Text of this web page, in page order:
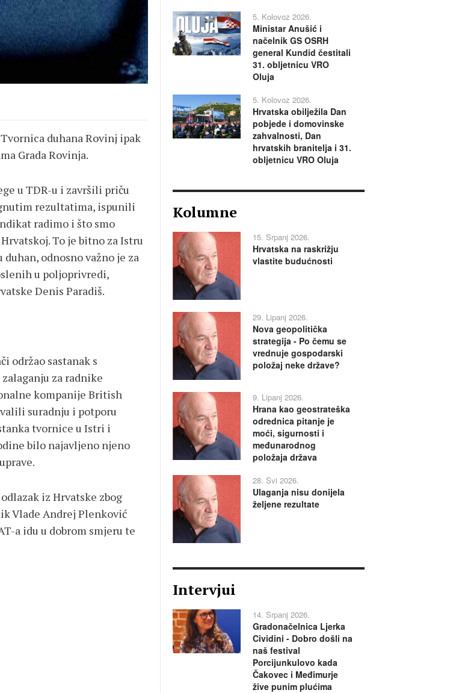
duhana Rovinj ipak
Grada Rovinja.
u TDR-u i završili priču
rezultatima, ispunili
radimo i što smo
To je bitno za Istru
odnosno važno je za
u poljoprivredi,
Denis Paradiš.
održao sastanak s
za radnike
kompanije British
suradnju i potporu
tvornice u Istri i
bilo najavljeno njeno
iz Hrvatske zbog
Vlade Andrej Plenković
a idu u dobrom smjeru te
5. Kolovoz 2026.
Ministar Anušić i
načelnik GS OSRH
general Kundid čestitali
31. obljetnicu VRO
Oluja
5. Kolovoz 2026.
Hrvatska obilježila Dan
pobjede i domovinske
zahvalnosti, Dan
hrvatskih branitelja i 31.
obljetnicu VRO Oluja
Kolumne
15. Srpanj 2026.
Hrvatska na raskrižju
vlastite budućnosti
29. Lipanj 2026.
Nova geopolitička
strategija - Po čemu se
vrednuje gospodarski
položaj neke države?
9. Lipanj 2026.
Hrana kao geostrateška
odrednica pitanje je
moći, sigurnosti i
međunarodnog
položaja država
28. Svi 2026.
Ulaganja nisu donijela
željene rezultate
Intervjui
14. Srpanj 2026.
Gradonačelnica Ljerka
Cividini - Dobro došli na
naš festival
Porcijunkulovo kada
Čakovec i Međimurje
žive punim plućima